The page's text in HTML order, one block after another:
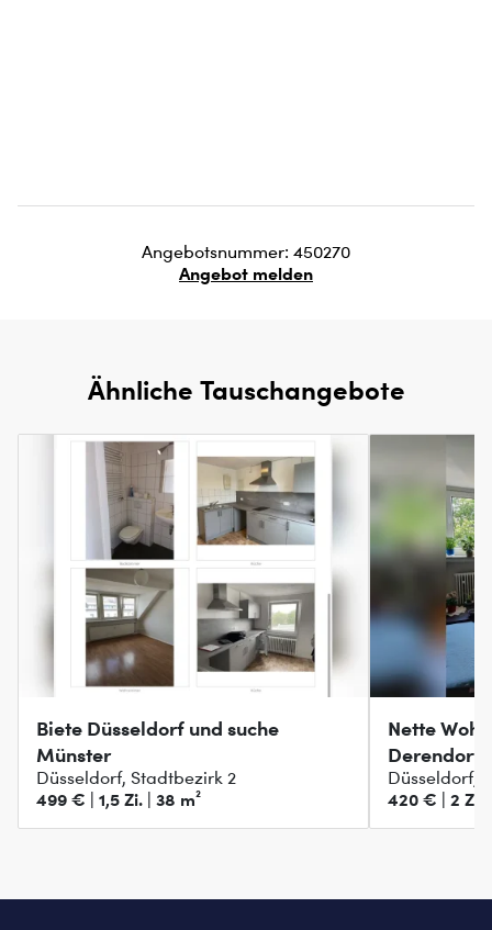
Angebotsnummer: 450270
Angebot melden
Ähnliche Tauschangebote
Biete Düsseldorf und suche
Münster
Düsseldorf, Stadtbezirk 2
499 € | 1,5 Zi. | 38 m²
Nette
Derendorf
Düsseldorf,
420 € | 2 Zi.